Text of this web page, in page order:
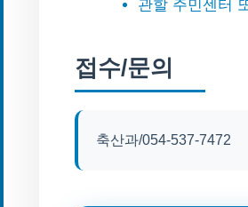
관할 주민센터
접수/문의
축산과/054-537-7472